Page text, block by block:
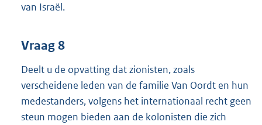
van Israël.
Vraag 8
Deelt u de opvatting dat zionisten, zoals
verscheidene leden van de familie Van Oordt en hun
medestanders, volgens het internationaal recht geen
steun mogen bieden aan de kolonisten die zich